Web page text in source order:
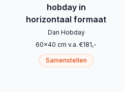
hobday in
horizontaal formaat
Dan Hobday
60x40 cm v.a. €181,-
Samenstellen